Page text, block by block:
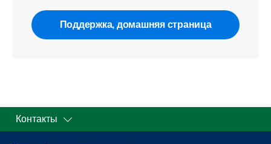
Поддержка, домашняя страница
Контакты